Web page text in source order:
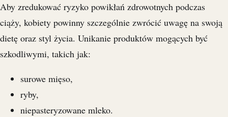
Aby zredukować ryzyko powikłań zdrowotnych podczas
ciąży, kobiety powinny szczególnie zwrócić uwagę na swoją
dietę oraz styl życia. Unikanie produktów mogących być
szkodliwymi, takich jak:
surowe mięso,
ryby,
niepasteryzowane mleko.